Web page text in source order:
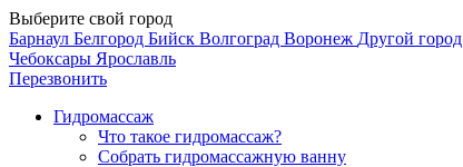
Выберите свой город
Барнаул Белгород Бийск Волгоград Воронеж Другой город
Чебоксары Ярославль
Перезвонить
Гидромассаж
Что такое гидромассаж?
Собрать гидромассажную ванну